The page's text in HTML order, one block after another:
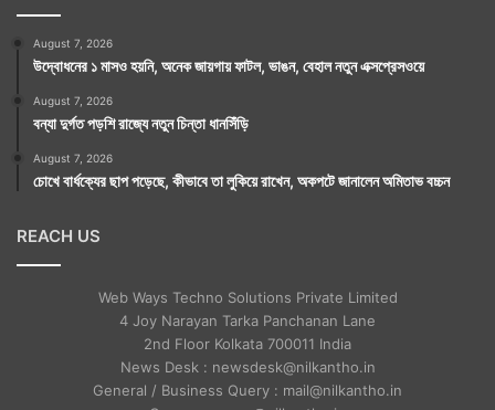
August 7, 2026
উদ্বোধনের ১ মাসও হয়নি, অনেক জায়গায় ফাটল, ভাঙন, বেহাল নতুন এক্সপ্রেসওয়ে
August 7, 2026
বন্যা দুর্গত পড়শি রাজ্যে নতুন চিন্তা ধানসিঁড়ি
August 7, 2026
চোখে বার্ধক্যের ছাপ পড়েছে, কীভাবে তা লুকিয়ে রাখেন, অকপটে জানালেন অমিতাভ বচ্চন
REACH US
Web Ways Techno Solutions Private Limited
4 Joy Narayan Tarka Panchanan Lane
2nd Floor Kolkata 700011 India
News Desk : newsdesk@nilkantho.in
General / Business Query : mail@nilkantho.in